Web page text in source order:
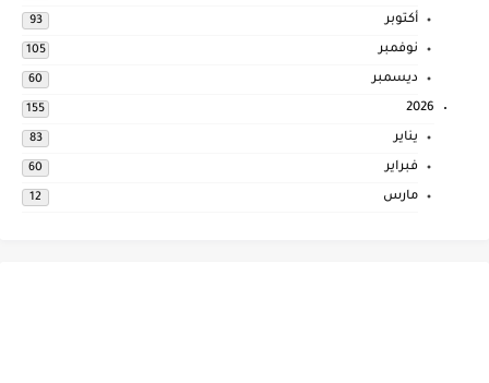
أكتوبر 93
نوفمبر 105
ديسمبر 60
2026
155
يناير 83
فبراير 60
مارس 12